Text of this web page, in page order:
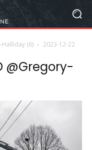
Halliday (6)
2023-12-22
@Gregory-